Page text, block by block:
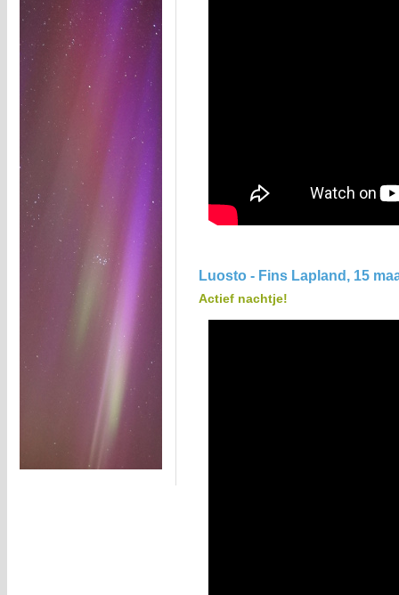
Luosto - Fins Lapland, 15
Actief nachtje!